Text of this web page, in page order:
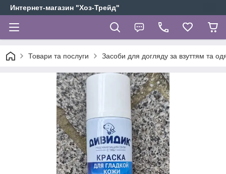
Интернет-магазин "Хоз-Трейд"
Товари та послуги Засоби для догляду за взуттям та